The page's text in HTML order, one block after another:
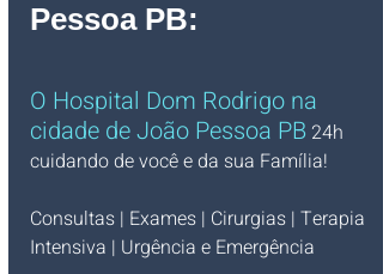
Pessoa PB:
O Hospital Dom Rodrigo na
cidade de João Pessoa PB 24h
cuidando de você e da sua Família!
Consultas | Exames | Cirurgias | Terapia
Intensiva | Urgência e Emergência